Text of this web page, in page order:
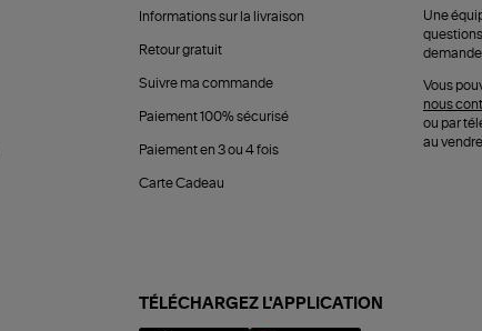
Informations sur la livraison
Retour gratuit
Suivre ma commande
Paiement 100% sécurisé
Paiement en 3 ou 4 fois
Carte Cadeau
Une
Vous
nous
ou par
au
TÉLÉCHARGEZ L'APPLICATION